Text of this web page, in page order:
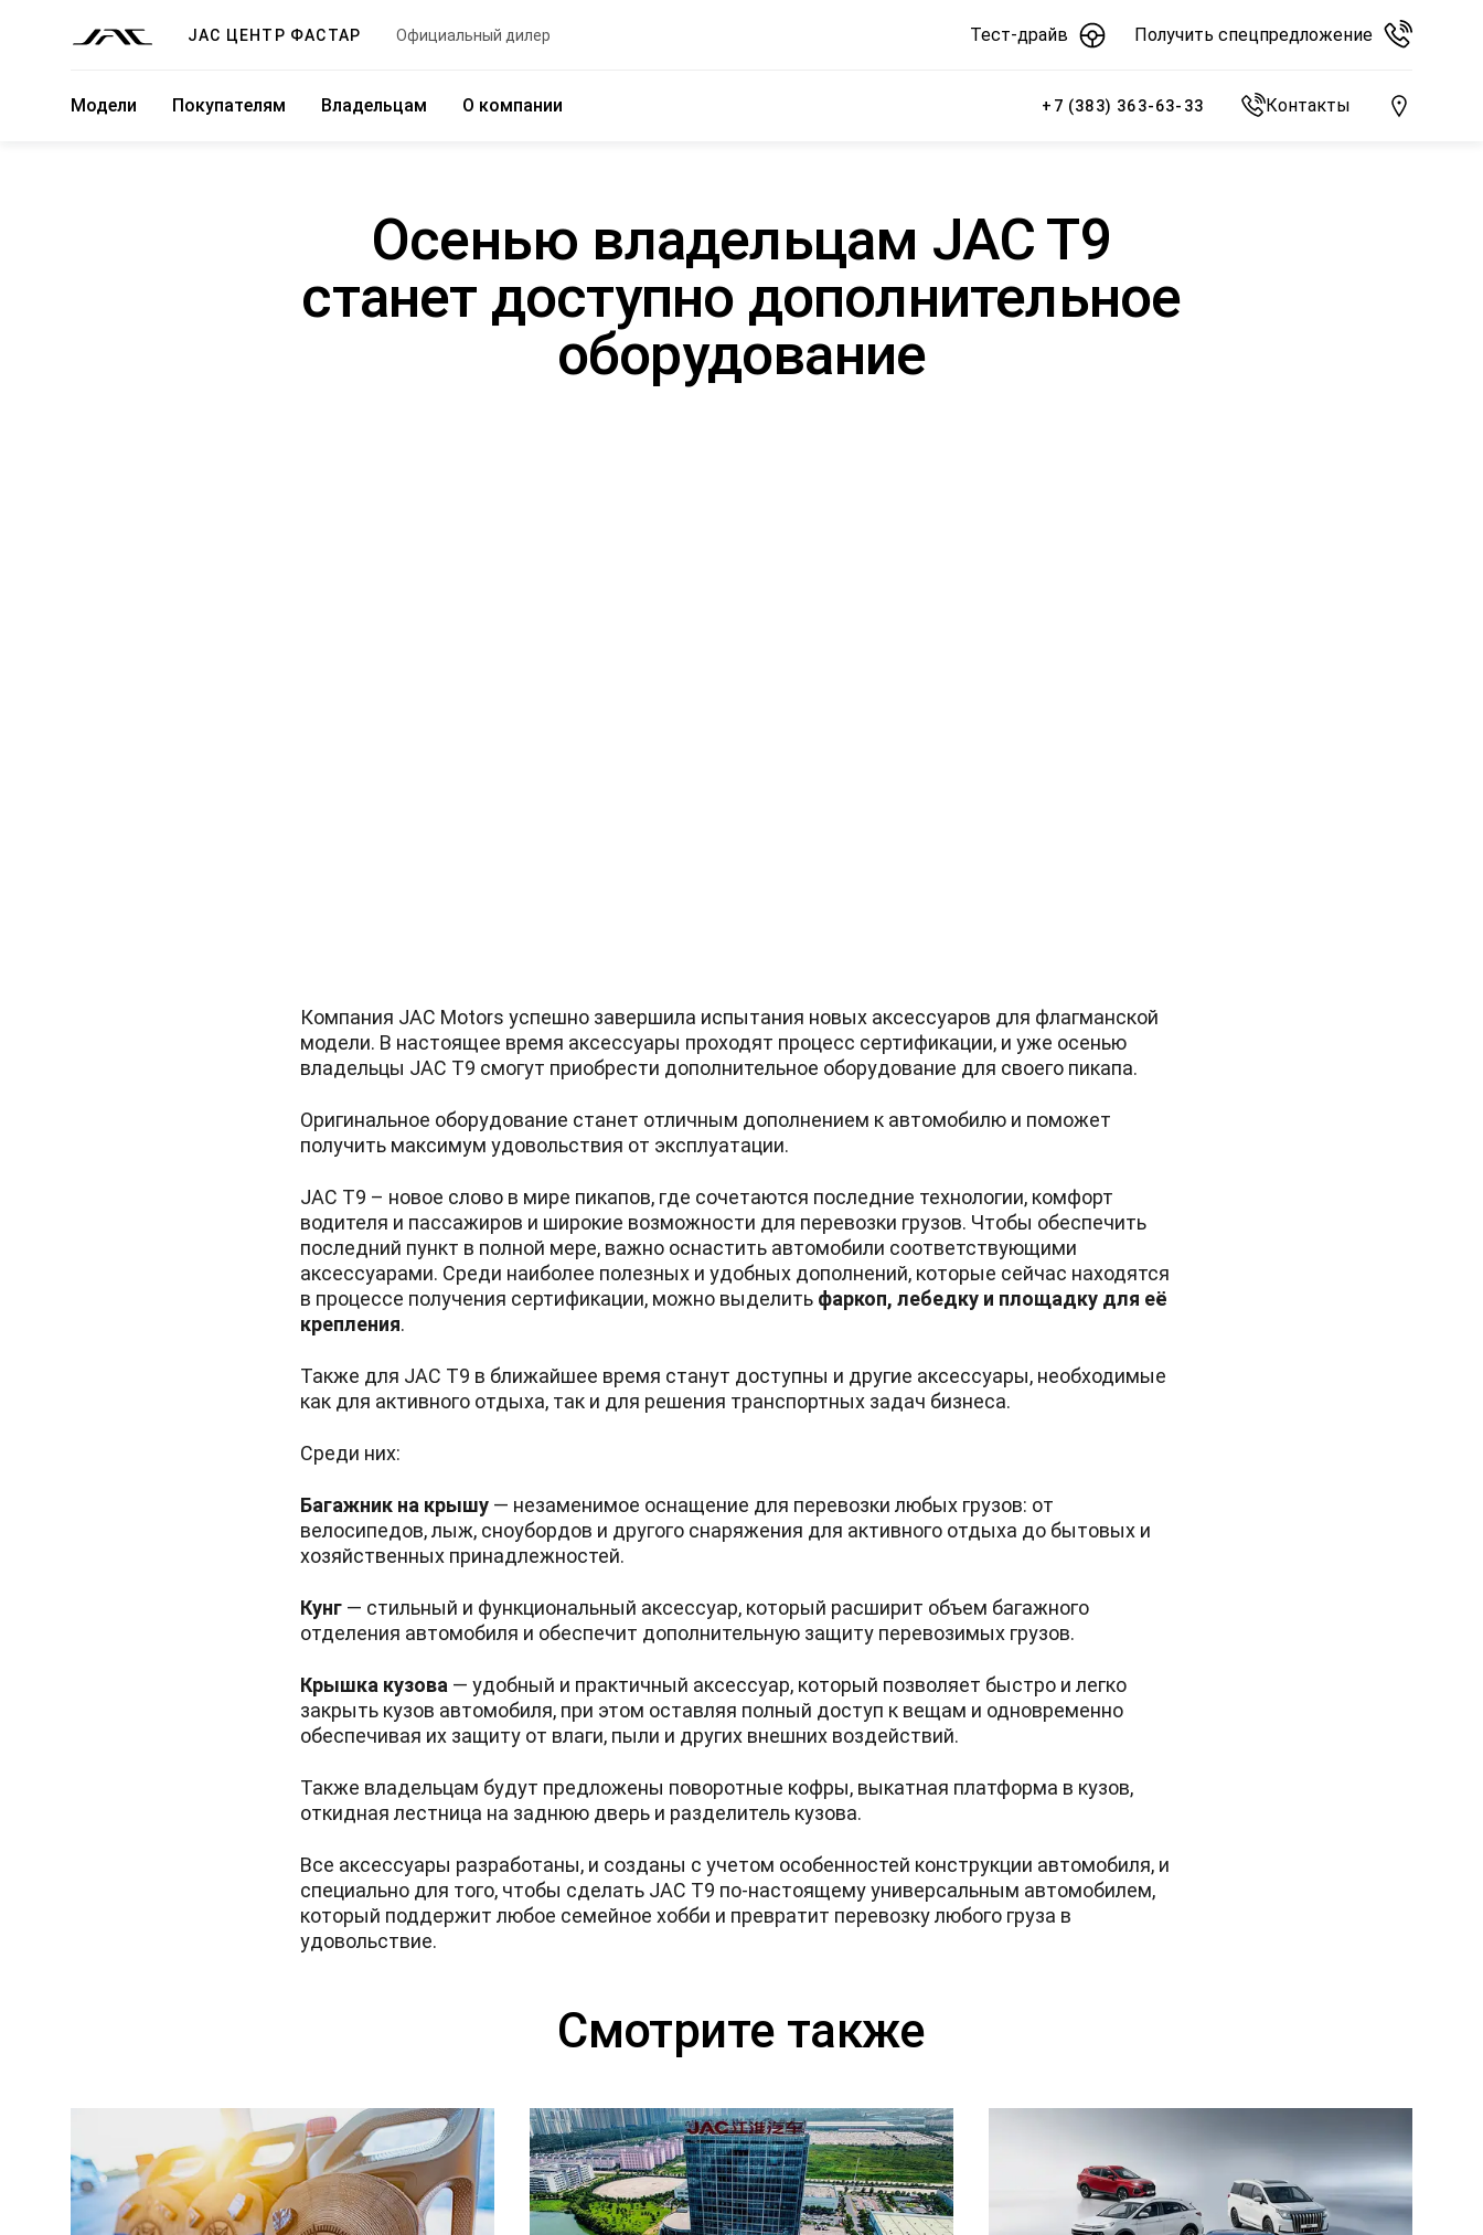
JAC ЦЕНТР ФАСТАР Официальный дилер Тест-драйв Получить спецпредложение
Модели Покупателям Владельцам О компании +7 (383) 363-63-33 Контакты
Осенью владельцам JAC T9
станет доступно дополнительное
оборудование
Компания JAC Motors успешно завершила испытания новых аксессуаров для флагманской
модели. В настоящее время аксессуары проходят процесс сертификации, и уже осенью
владельцы JAC T9 смогут приобрести дополнительное оборудование для своего пикапа.
Оригинальное оборудование станет отличным дополнением к автомобилю и поможет
получить максимум удовольствия от эксплуатации.
JAC T9 – новое слово в мире пикапов, где сочетаются последние технологии, комфорт
водителя и пассажиров и широкие возможности для перевозки грузов. Чтобы обеспечить
последний пункт в полной мере, важно оснастить автомобили соответствующими
аксессуарами. Среди наиболее полезных и удобных дополнений, которые сейчас находятся
в процессе получения сертификации, можно выделить фаркоп, лебедку и площадку для её
крепления.
Также для JAC T9 в ближайшее время станут доступны и другие аксессуары, необходимые
как для активного отдыха, так и для решения транспортных задач бизнеса.
Среди них:
Багажник на крышу — незаменимое оснащение для перевозки любых грузов: от
велосипедов, лыж, сноубордов и другого снаряжения для активного отдыха до бытовых и
хозяйственных принадлежностей.
Кунг — стильный и функциональный аксессуар, который расширит объем багажного
отделения автомобиля и обеспечит дополнительную защиту перевозимых грузов.
Крышка кузова — удобный и практичный аксессуар, который позволяет быстро и легко
закрыть кузов автомобиля, при этом оставляя полный доступ к вещам и одновременно
обеспечивая их защиту от влаги, пыли и других внешних воздействий.
Также владельцам будут предложены поворотные кофры, выкатная платформа в кузов,
откидная лестница на заднюю дверь и разделитель кузова.
Все аксессуары разработаны, и созданы с учетом особенностей конструкции автомобиля, и
специально для того, чтобы сделать JAC T9 по-настоящему универсальным автомобилем,
который поддержит любое семейное хобби и превратит перевозку любого груза в
удовольствие.
Смотрите также